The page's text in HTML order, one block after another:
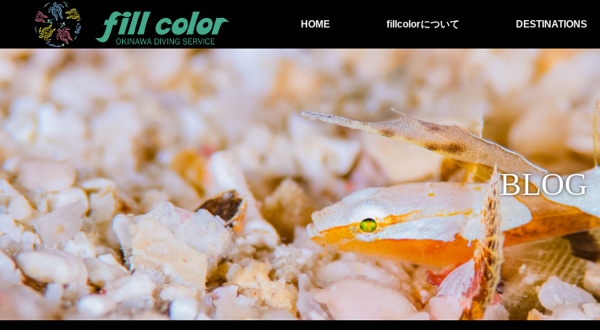
HOME fillcolorについて DESTINATIONS
BLOG